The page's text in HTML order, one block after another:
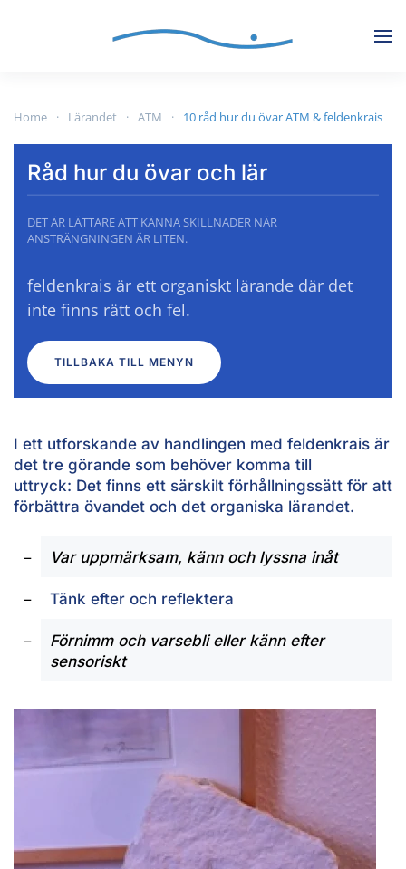
Home Lärandet ATM 10 råd hur du övar ATM & feldenkrais
Råd hur du övar och lär
DET ÄR LÄTTARE ATT KÄNNA SKILLNADER NÄR
ANSTRÄNGNINGEN ÄR LITEN.
feldenkrais är ett organiskt lärande där det
inte finns rätt och fel.
TILLBAKA TILL MENYN
I ett utforskande av handlingen med feldenkrais är
det tre görande som behöver komma till
uttryck: Det finns ett särskilt förhållningssätt för att
förbättra övandet och det organiska lärandet.
Var uppmärksam, känn och lyssna inåt
Tänk efter och reflektera
Förnimm och varsebli eller känn efter
sensoriskt